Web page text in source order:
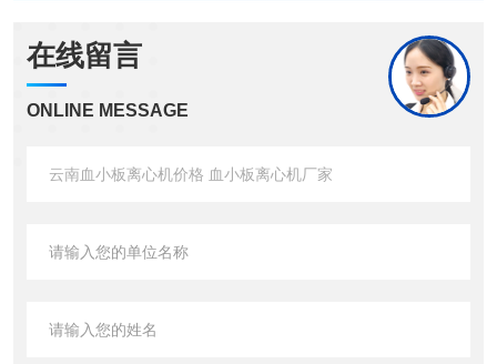
在线留言
ONLINE MESSAGE